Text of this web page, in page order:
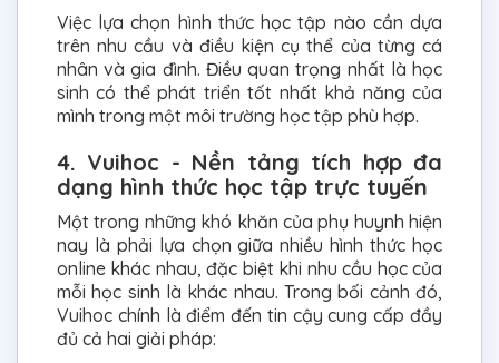
Việc lựa chọn hình thức học tập nào cần dựa
trên nhu cầu và điều kiện cụ thể của từng cá
nhân và gia đình. Điều quan trọng nhất là học
sinh có thể phát triển tốt nhất khả năng của
mình trong một môi trường học tập phù hợp.
4. Vuihoc - Nền tảng tích hợp đa
dạng hình thức học tập trực tuyến
Một trong những khó khăn của phụ huynh hiện
nay là phải lựa chọn giữa nhiều hình thức học
online khác nhau, đặc biệt khi nhu cầu học của
mỗi học sinh là khác nhau. Trong bối cảnh đó,
Vuihoc chính là điểm đến tin cậy cung cấp đầy
đủ cả hai giải pháp: